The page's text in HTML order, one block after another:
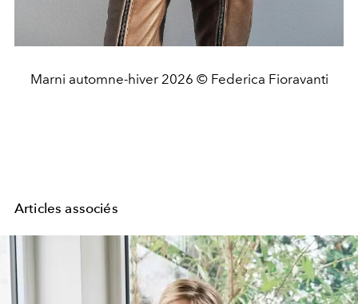
Marni automne-hiver 2026 © Federica Fioravanti
Articles associés